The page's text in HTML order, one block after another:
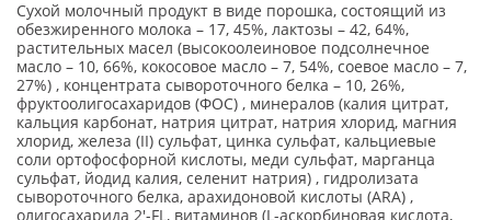
Сухой молочный продукт в виде порошка, состоящий из
обезжиренного молока – 17, 45%, лактозы – 42, 64%,
растительных масел (высокоолеиновое подсолнечное
масло – 10, 66%, кокосовое масло – 7, 54%, соевое масло – 7,
27%) , концентрата сывороточного белка – 10, 26%,
фруктоолигосахаридов (ФОС) , минералов (калия цитрат,
кальция карбонат, натрия цитрат, натрия хлорид, магния
хлорид, железа (II) сульфат, цинка сульфат, кальциевые
соли ортофосфорной кислоты, меди сульфат, марганца
сульфат, йодид калия, селенит натрия) , гидролизата
сывороточного белка, арахидоновой кислоты (АRА) ,
олигосахарида 2'-FL, витаминов (L-аскорбиновая кислота,